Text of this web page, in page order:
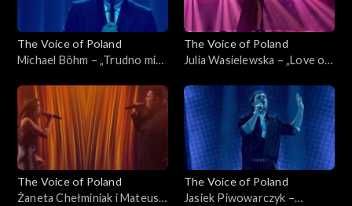
The Voice of Poland
Michael Böhm – „Trudno mi
Poland”, Live 2, 15 listopada
2025
The Voice of Poland
Julia Wasielewska – „Love on
Live 2, 15 listopada 2025
The Voice of Poland
Żaneta Chełminiak i Mateusz
The Voice of Poland
Jasiek Piwowarczyk –